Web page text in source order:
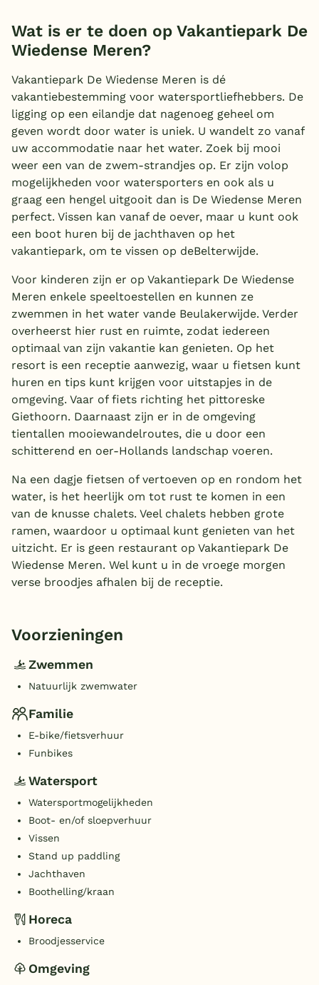
Wat is er te doen op Vakantiepark De
Wiedense Meren?
Vakantiepark De Wiedense Meren is dé
vakantiebestemming voor watersportliefhebbers. De
ligging op een eilandje dat nagenoeg geheel om
geven wordt door water is uniek. U wandelt zo vanaf
uw accommodatie naar het water. Zoek bij mooi
weer een van de zwem-strandjes op. Er zijn volop
mogelijkheden voor watersporters en ook als u
graag een hengel uitgooit dan is De Wiedense Meren
perfect. Vissen kan vanaf de oever, maar u kunt ook
een boot huren bij de jachthaven op het
vakantiepark, om te vissen op deBelterwijde.
Voor kinderen zijn er op Vakantiepark De Wiedense
Meren enkele speeltoestellen en kunnen ze
zwemmen in het water vande Beulakerwijde. Verder
overheerst hier rust en ruimte, zodat iedereen
optimaal van zijn vakantie kan genieten. Op het
resort is een receptie aanwezig, waar u fietsen kunt
huren en tips kunt krijgen voor uitstapjes in de
omgeving. Vaar of fiets richting het pittoreske
Giethoorn. Daarnaast zijn er in de omgeving
tientallen mooiewandelroutes, die u door een
schitterend en oer-Hollands landschap voeren.
Na een dagje fietsen of vertoeven op en rondom het
water, is het heerlijk om tot rust te komen in een
van de knusse chalets. Veel chalets hebben grote
ramen, waardoor u optimaal kunt genieten van het
uitzicht. Er is geen restaurant op Vakantiepark De
Wiedense Meren. Wel kunt u in de vroege morgen
verse broodjes afhalen bij de receptie.
Voorzieningen
Zwemmen
Natuurlijk zwemwater
Familie
E-bike/fietsverhuur
Funbikes
Watersport
Watersportmogelijkheden
Boot- en/of sloepverhuur
Vissen
Stand up paddling
Jachthaven
Boothelling/kraan
Horeca
Broodjesservice
Omgeving